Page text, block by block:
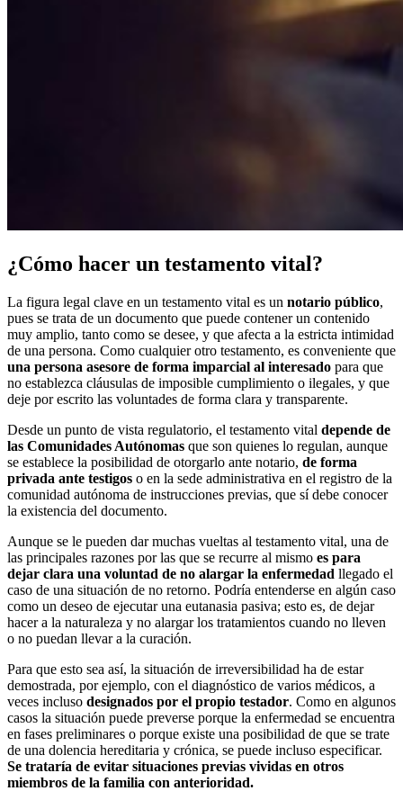
¿Cómo hacer un testamento vital?
La figura legal clave en un testamento vital es un notario público,
pues se trata de un documento que puede contener un contenido
muy amplio, tanto como se desee, y que afecta a la estricta intimidad
de una persona. Como cualquier otro testamento, es conveniente que
una persona asesore de forma imparcial al interesado para que
no establezca cláusulas de imposible cumplimiento o ilegales, y que
deje por escrito las voluntades de forma clara y transparente.
Desde un punto de vista regulatorio, el testamento vital depende de
las Comunidades Autónomas que son quienes lo regulan, aunque
se establece la posibilidad de otorgarlo ante notario, de forma
privada ante testigos o en la sede administrativa en el registro de la
comunidad autónoma de instrucciones previas, que sí debe conocer
la existencia del documento.
Aunque se le pueden dar muchas vueltas al testamento vital, una de
las principales razones por las que se recurre al mismo es para
dejar clara una voluntad de no alargar la enfermedad llegado el
caso de una situación de no retorno. Podría entenderse en algún caso
como un deseo de ejecutar una eutanasia pasiva; esto es, de dejar
hacer a la naturaleza y no alargar los tratamientos cuando no lleven
o no puedan llevar a la curación.
Para que esto sea así, la situación de irreversibilidad ha de estar
demostrada, por ejemplo, con el diagnóstico de varios médicos, a
veces incluso designados por el propio testador. Como en algunos
casos la situación puede preverse porque la enfermedad se encuentra
en fases preliminares o porque existe una posibilidad de que se trate
de una dolencia hereditaria y crónica, se puede incluso especificar.
Se trataría de evitar situaciones previas vividas en otros
miembros de la familia con anterioridad.